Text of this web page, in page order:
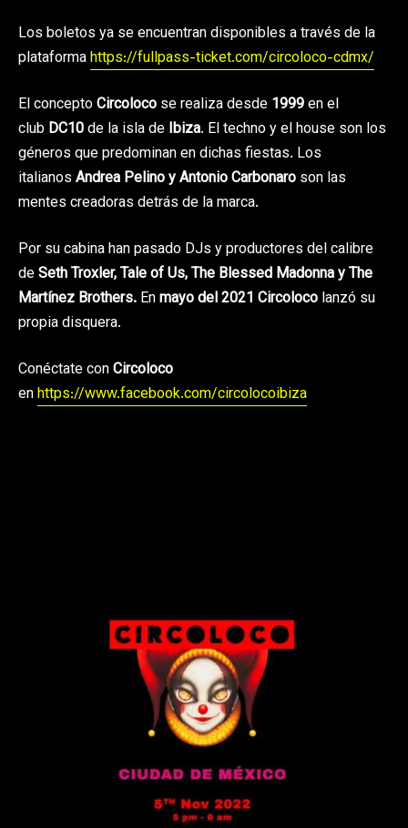
Los boletos ya se encuentran disponibles a través de la
plataformahttps://fullpass-ticket.com/circoloco-cdmx/
El conceptoCircoloco se realiza desde 1999en el
club DC10de la isla de Ibiza. El techno y el house son los
géneros que predominan en dichas fiestas. Los
italianos Andrea Pelino y Antonio Carbonaro son las
mentes creadoras detrás de la marca.
Por su cabina han pasado DJs y productores del calibre
deSeth Troxler, Tale of Us, The Blessed Madonna y The
Martínez Brothers. Enmayo del 2021 Circoloco lanzó su
propia disquera.
Conéctate conCircoloco
enhttps://www.facebook.com/circolocoibiza